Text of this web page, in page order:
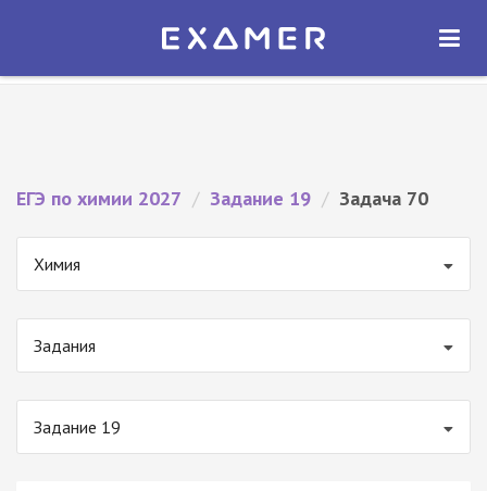
Экзамер — ЕГЭ 2027
ОТКРЫТЬ
ЕГЭ по химии 2027 / Задание 19 / Задача 70
Химия
Задания
Задание 19